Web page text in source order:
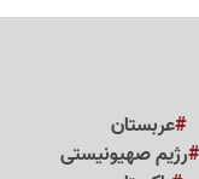
عربستان
رژیم صهیونیستی